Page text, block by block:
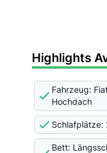
Highlights
Fahrzeug:
Hochdach
Schlafplätze:
Bett: